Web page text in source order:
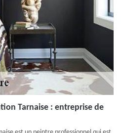
Tarnaise : entreprise de